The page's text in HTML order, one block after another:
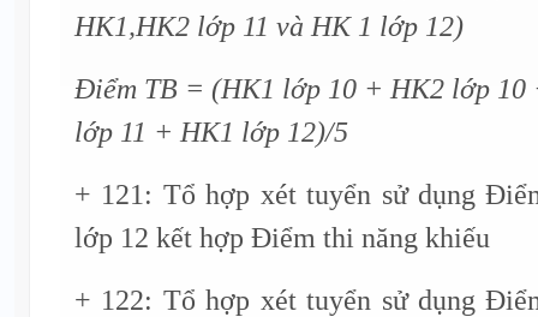
HK1,HK2 lớp 11 và HK 1 lớp 12)
Điểm TB = (HK1 lớp 10 + HK2 lớp 10
lớp 11 + HK1 lớp 12)/5
+ 121: Tổ hợp xét tuyển sử dụng
lớp 12 kết hợp Điểm thi năng khiếu
+ 122: Tổ hợp xét tuyển sử dụng